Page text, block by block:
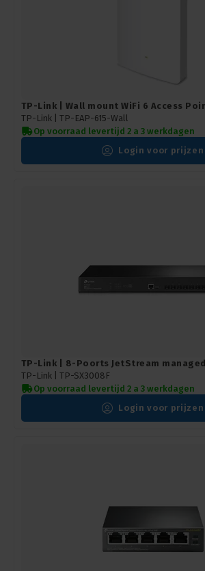
TP-Link | Wall mount WiFi 6 Access
TP-Link | TP-EAP-615-Wall
Op voorraad levertijd 2 a 3 werkdagen
Login voor prijzen
TP-Link | 8-Poorts JetStream
TP-Link | TP-SX3008F
Op voorraad levertijd 2 a 3 werkdagen
Login voor prijzen